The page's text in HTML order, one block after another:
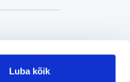
Luba kõik